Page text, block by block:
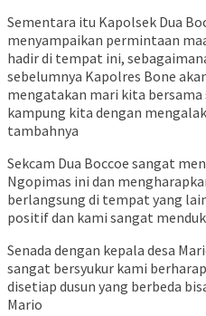
Sementara itu Kapolsek Dua
menyampaikan permintaan
hadir di tempat ini,
sebelumnya Kapolres Bone
mengatakan mari kita bersama
kampung kita dengan
tambahnya
Sekcam Dua Boccoe sangat
Ngopimas ini dan
berlangsung di tempat yang
positif dan kami sangat
Senada dengan kepala desa
sangat bersyukur kami
disetiap dusun yang berbeda
Mario